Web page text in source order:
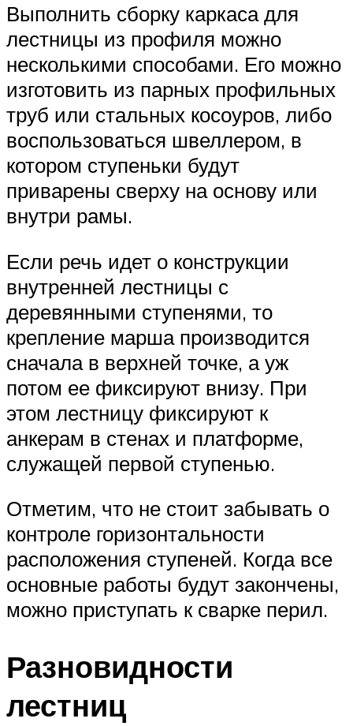
Выполнить сборку каркаса для
лестницы из профиля можно
несколькими способами. Его можно
изготовить из парных профильных
труб или стальных косоуров, либо
воспользоваться швеллером, в
котором ступеньки будут
приварены сверху на основу или
внутри рамы.
Если речь идет о конструкции
внутренней лестницы с
деревянными ступенями, то
крепление марша производится
сначала в верхней точке, а уж
потом ее фиксируют внизу. При
этом лестницу фиксируют к
анкерам в стенах и платформе,
служащей первой ступенью.
Отметим, что не стоит забывать о
контроле горизонтальности
расположения ступеней. Когда все
основные работы будут закончены,
можно приступать к сварке перил.
Разновидности
лестниц